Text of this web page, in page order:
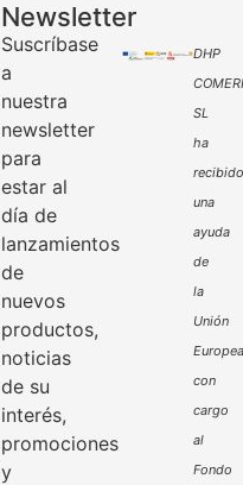
Newsletter
Suscríbase
a
nuestra
newsletter
para
estar al
día de
lanzamientos
de
nuevos
productos,
noticias
de su
interés,
promociones
y
DHP
SL
ha
recibido
una
ayuda
de
la
Unión
Europea
con
cargo
al
Fondo